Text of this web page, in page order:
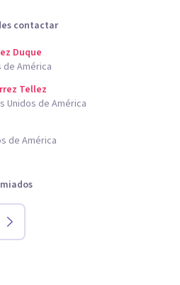
contactar
Duque
de América
Tellez
Unidos de América
de América